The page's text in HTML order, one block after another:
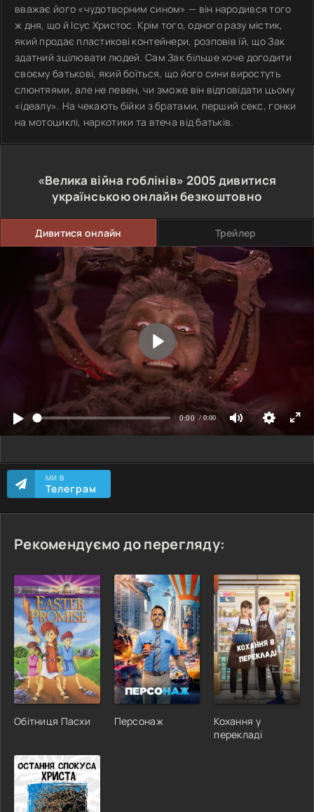
вважає його «чудотворним сином» — він народився того
ж дня, що й Ісус Христос. Крім того, одного разу містик,
який продає пластикові контейнери, розповів їй, що Зак
здатний зцілювати людей. Сам Зак більше хоче догодити
своєму батькові, який боїться, що його сини виростуть
слюнтяями, але не певен, чи зможе він відповідати цьому
«ідеалу». На чекають бійки з братами, перший секс, гонки
на мотоциклі, наркотики та втеча від батьків.
«Велика війна гоблінів» 2005 дивитися
українською онлайн безкоштовно
Дивитися онлайн Трейлер
МИ В
Телеграм
Рекомендуємо до перегляду:
Обітниця Пасхи Персонаж
Кохання у
перекладі